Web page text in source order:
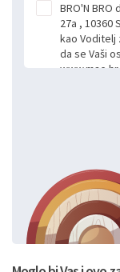
BRO'N BRO
27a , 10360
kao Voditelj
da se Vaši
obrađeni.
slobodno i
obradu
putem
Radi se o
Izjavu niste
svoje
formi/
BRO'N BRO
postupati
privatnosti i